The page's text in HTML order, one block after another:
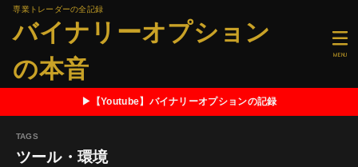
専業トレーダーの全記録
バイナリーオプション
の本音
MENU
▶【Youtube】バイナリーオプションの記録
ツール・環境